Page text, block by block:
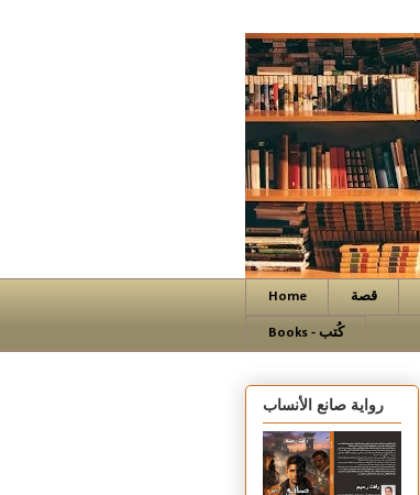
Home قصة
Books - كُتب
رواية صانع الأنساب